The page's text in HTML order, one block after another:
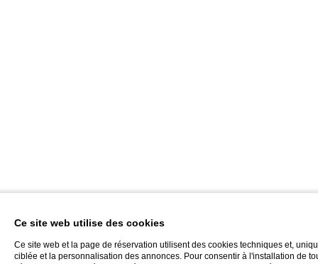
Ce site web utilise des cookies
Ce site web et la page de réservation utilisent des cookies techniques et,
ciblée et la personnalisation des annonces. Pour consentir à l'installation de